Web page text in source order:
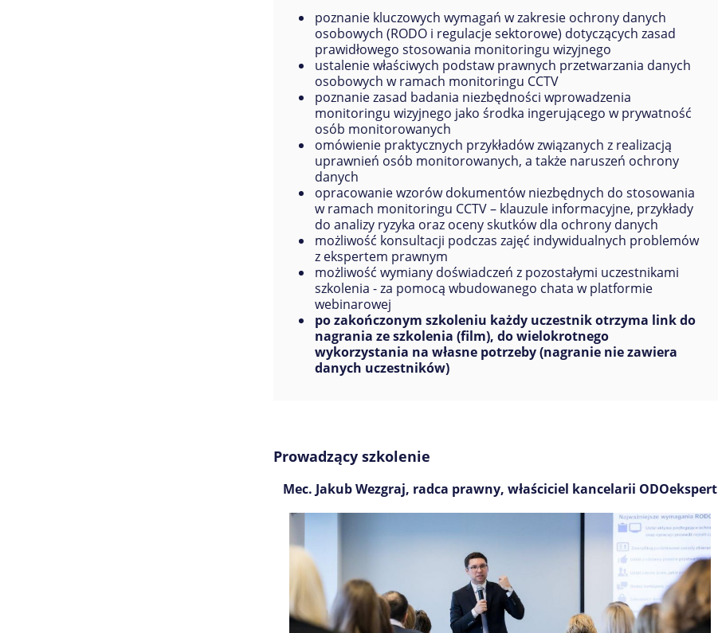
poznanie kluczowych wymagań w zakresie ochrony danych
osobowych (RODO i regulacje sektorowe) dotyczących zasad
prawidłowego stosowania monitoringu wizyjnego
ustalenie właściwych podstaw prawnych przetwarzania danych
osobowych w ramach monitoringu CCTV
poznanie zasad badania niezbędności wprowadzenia
monitoringu wizyjnego jako środka ingerującego w prywatność
osób monitorowanych
omówienie praktycznych przykładów związanych z realizacją
uprawnień osób monitorowanych, a także naruszeń ochrony
danych
opracowanie wzorów dokumentów niezbędnych do stosowania
w ramach monitoringu CCTV – klauzule informacyjne, przykłady
do analizy ryzyka oraz oceny skutków dla ochrony danych
możliwość konsultacji podczas zajęć indywidualnych problemów
z ekspertem prawnym
możliwość wymiany doświadczeń z pozostałymi uczestnikami
szkolenia - za pomocą wbudowanego chata w platformie
webinarowej
po zakończonym szkoleniu każdy uczestnik otrzyma link do
nagrania ze szkolenia (film), do wielokrotnego
wykorzystania na własne potrzeby (nagranie nie zawiera
danych uczestników)
Prowadzący szkolenie
Mec. Jakub Wezgraj, radca prawny, właściciel kancelarii ODOekspert